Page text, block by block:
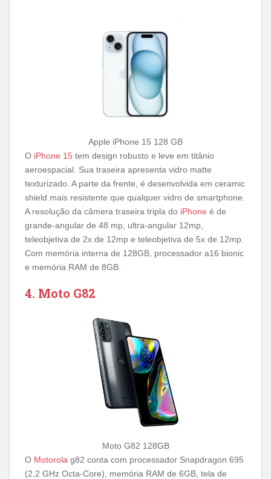
Apple iPhone 15 128 GB
O iPhone 15 tem design robusto e leve em titânio
aeroespacial. Sua traseira apresenta vidro matte
texturizado. A parte da frente, é desenvolvida em ceramic
shield mais resistente que qualquer vidro de smartphone.
A resolução da câmera traseira tripla do iPhone é de
grande-angular de 48 mp, ultra-angular 12mp,
teleobjetiva de 2x de 12mp e teleobjetiva de 5x de 12mp.
Com memória interna de 128GB, processador a16 bionic
e memória RAM de 8GB.
4. Moto G82
Moto G82 128GB
O Motorola g82 conta com processador Snapdragon 695
(2,2 GHz Octa-Core), memória RAM de 6GB, tela de